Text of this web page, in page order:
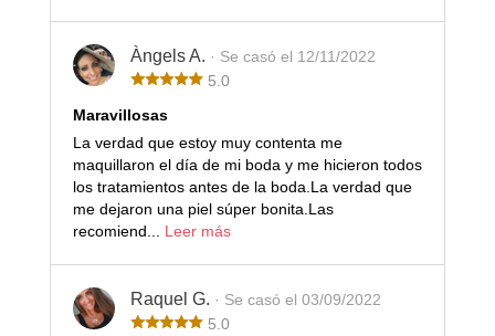
Àngels A. · Se casó el 12/11/2022
5.0
Maravillosas
La verdad que estoy muy contenta me
maquillaron el día de mi boda y me hicieron todos
los tratamientos antes de la boda.La verdad que
me dejaron una piel súper bonita.Las
recomiend... Leer más
Raquel G. · Se casó el 03/09/2022
5.0